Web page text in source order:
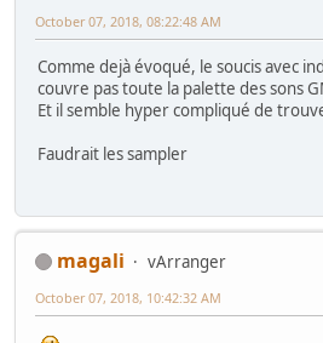
October 07, 2018, 08:22:48 AM
Comme dejà évoqué, le soucis avec
couvre pas toute la palette des sons
Et il semble hyper compliqué de
Faudrait les sampler
magali
vArranger
October 07, 2018, 10:42:32 AM